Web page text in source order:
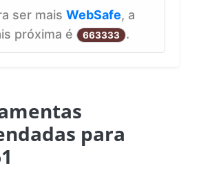
ser mais WebSafe, a
próxima é
663333 .
para